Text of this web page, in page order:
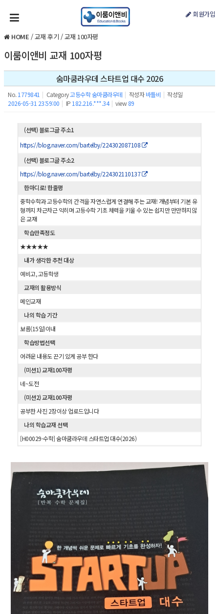
회원가입
HOME /교재 후기 /교재 100자평
이룸이앤비 교재 100자평
숨마쿰라우데 스타트업 대수 2026
No. 1779841 | Category고등수학 숨마쿰라우데 | 작성자 바틀비 | 작성일
2026-05-31 23:59:00 | IP 182.216.***.34 | view 89
(선택) 블로그글 주소1
https://blog.naver.com/bartelby/224302087108
(선택) 블로그글 주소2
https://blog.naver.com/bartelby/224302110137
한마디로! 한줄평
중학수학과 고등수학의 간격을 자연스럽게 연결해 주는 교재! 개념부터 기본 유
형까지 차근차근 익히며 고등수학 기초 체력을 키울 수 있는 쉽지만 만만하지않
은 교재
학습만족정도
★★★★★
내가 생각한 추천 대상
예비고, 고등학생
교재의 활용방식
메인교재
나의 학습 기간
보름(15일)이내
학습방법선택
어려운 내용도 끈기 있게 공부 한다
(미션1) 교재100자평
네~도전
(미션2) 교재100자평
공부한 사진 2장이상 업로드입니다
나의 학습교재 선택
[H00029-수학] 숨마쿰라우데 스타트업 대수(2026)